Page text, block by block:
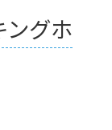
ングホ